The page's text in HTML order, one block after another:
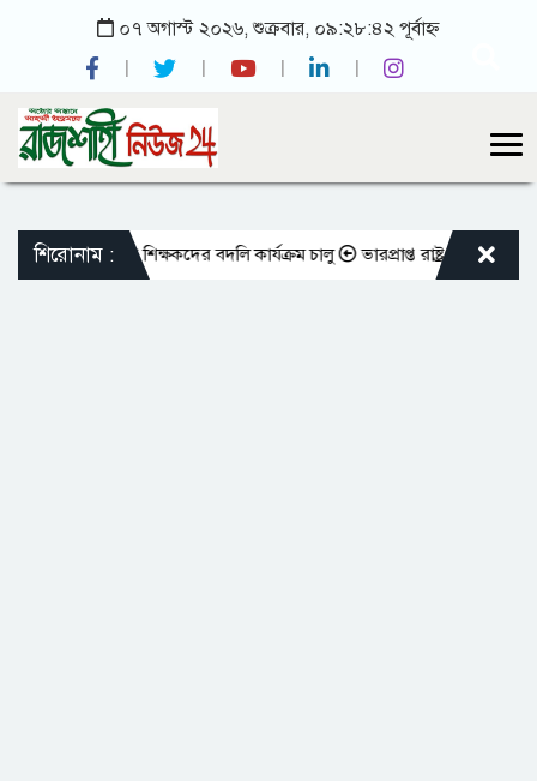
০৭ অগাস্ট ২০২৬, শুক্রবার, ০৯:২৮:৪২ পূর্বাহ্ন
শিরোনাম :
এমপিওভুক্ত শিক্ষকদের বদলি কার্যক্রম চালু ভারপ্রাপ্ত রাষ্ট্রপতিকে শুভেচ্ছা